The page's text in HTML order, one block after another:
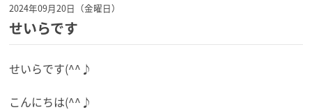
2024年09月20日（金曜日）
せいらです
せいらです(^^♪
こんにちは(^^♪